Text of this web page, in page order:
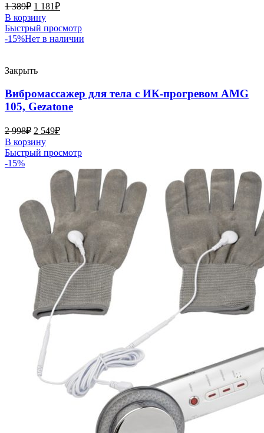
1 389₽ 1 181₽
В корзину
Быстрый просмотр
-15%Нет в наличии
Закрыть
Вибромассажер для тела с ИК-прогревом AMG
105, Gezatone
2 998₽ 2 549₽
В корзину
Быстрый просмотр
-15%